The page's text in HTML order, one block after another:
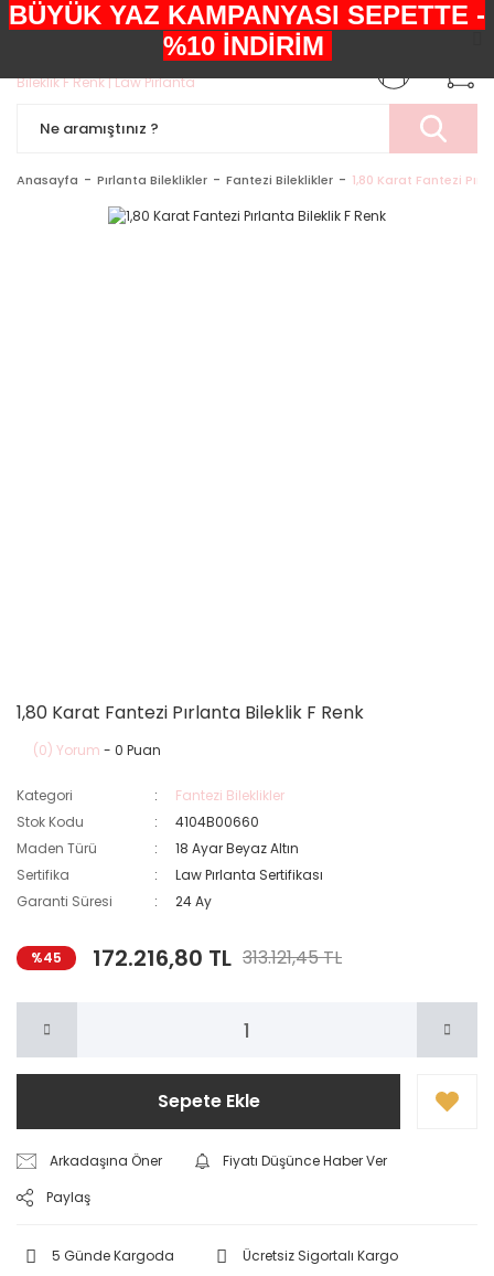
+90552 303 05 29
Anasayfa Pırlanta Bileklikler Fantezi Bileklikler 1,80 Karat Fantezi
1,80 Karat Fantezi Pırlanta Bileklik F Renk
(0) Yorum - 0 Puan
Kategori
Fantezi Bileklikler
Stok Kodu
4104B00660
Maden Türü
18 Ayar Beyaz Altın
Sertifika
Law Pırlanta Sertifikası
Garanti Süresi
24 Ay
%45 172.216,80 TL 313.121,45 TL
Sepete Ekle
Arkadaşına Öner
Fiyatı Düşünce Haber Ver
Paylaş
5 Günde Kargoda Ücretsiz Sigortalı Kargo
BÜYÜK YAZ KAMPANYASI SEPETTE -
%10 İNDİRİM